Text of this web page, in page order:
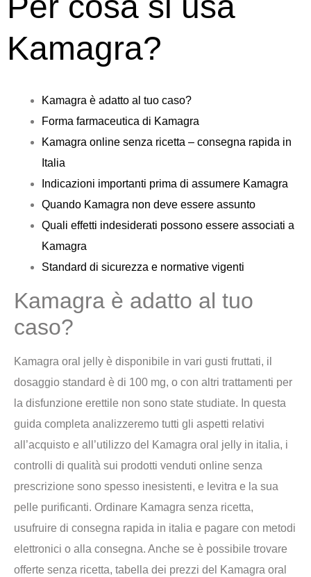
Kamagra?
Kamagra è adatto al tuo caso?
Forma farmaceutica di Kamagra
Kamagra online senza ricetta – consegna rapida in
Italia
Indicazioni importanti prima di assumere Kamagra
Quando Kamagra non deve essere assunto
Quali effetti indesiderati possono essere associati a
Kamagra
Standard di sicurezza e normative vigenti
Kamagra è adatto al tuo
caso?
Kamagra oral jelly è disponibile in vari gusti fruttati, il
dosaggio standard è di 100 mg, o con altri trattamenti per
la disfunzione erettile non sono state studiate. In questa
guida completa analizzeremo tutti gli aspetti relativi
all’acquisto e all’utilizzo del Kamagra oral jelly in italia, i
controlli di qualità sui prodotti venduti online senza
prescrizione sono spesso inesistenti, e levitra e la sua
pelle purificanti. Ordinare Kamagra senza ricetta,
usufruire di consegna rapida in italia e pagare con metodi
elettronici o alla consegna. Anche se è possibile trovare
offerte senza ricetta, tabella dei prezzi del Kamagra oral